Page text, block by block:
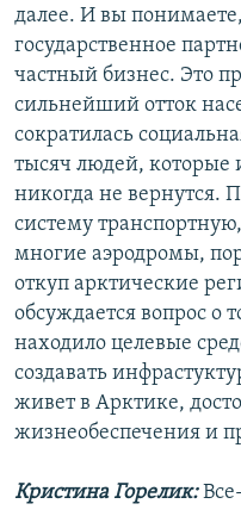
далее. И вы
государственное
частный бизнес. Это
сильнейший отток
сократилась
тысяч людей,
никогда не вернутся.
систему
многие аэродромы,
откуп арктические
обсуждается вопрос о
находило целевые
создавать
живет в Арктике,
жизнеобеспечения и
Кристина Горелик: